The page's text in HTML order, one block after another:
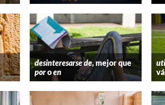
desinteresarse de, mejor que
poroen